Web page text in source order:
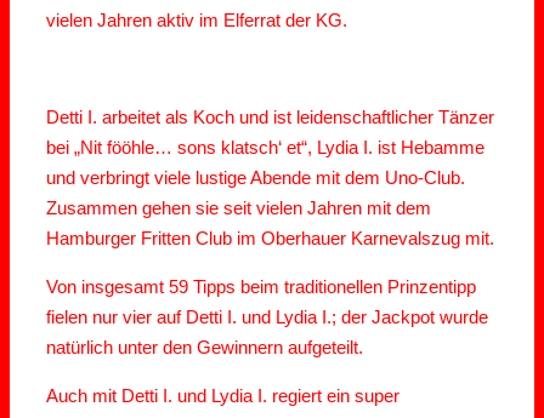
vielen Jahren aktiv im Elferrat der KG.
Detti I. arbeitet als Koch und ist leidenschaftlicher Tänzer
bei „Nit fööhle… sons klatsch‘ et“, Lydia I. ist Hebamme
und verbringt viele lustige Abende mit dem Uno-Club.
Zusammen gehen sie seit vielen Jahren mit dem
Hamburger Fritten Club im Oberhauer Karnevalszug mit.
Von insgesamt 59 Tipps beim traditionellen Prinzentipp
fielen nur vier auf Detti I. und Lydia I.; der Jackpot wurde
natürlich unter den Gewinnern aufgeteilt.
Auch mit Detti I. und Lydia I. regiert ein super